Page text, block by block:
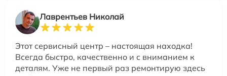
Лаврентьев Николай
Этот сервисный центр – настоящая находка!
Всегда быстро, качественно и с вниманием к
деталям. Уже не первый раз ремонтирую здесь